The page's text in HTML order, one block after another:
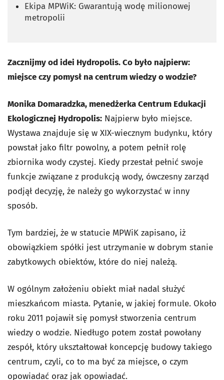
Ekipa MPWiK: Gwarantują wodę milionowej
metropolii
Zacznijmy od idei Hydropolis. Co było najpierw:
miejsce czy pomysł na centrum wiedzy o wodzie?
Monika Domaradzka, menedżerka Centrum Edukacji
Ekologicznej Hydropolis: Najpierw było miejsce.
Wystawa znajduje się w XIX-wiecznym budynku, który
powstał jako filtr powolny, a potem pełnił rolę
zbiornika wody czystej. Kiedy przestał pełnić swoje
funkcje związane z produkcją wody, ówczesny zarząd
podjął decyzję, że należy go wykorzystać w inny
sposób.
Tym bardziej, że w statucie MPWiK zapisano, iż
obowiązkiem spółki jest utrzymanie w dobrym stanie
zabytkowych obiektów, które do niej należą.
W ogólnym założeniu obiekt miał nadal służyć
mieszkańcom miasta. Pytanie, w jakiej formule. Około
roku 2011 pojawił się pomysł stworzenia centrum
wiedzy o wodzie. Niedługo potem został powołany
zespół, który ukształtował koncepcję budowy takiego
centrum, czyli, co to ma być za miejsce, o czym
opowiadać oraz jak opowiadać.